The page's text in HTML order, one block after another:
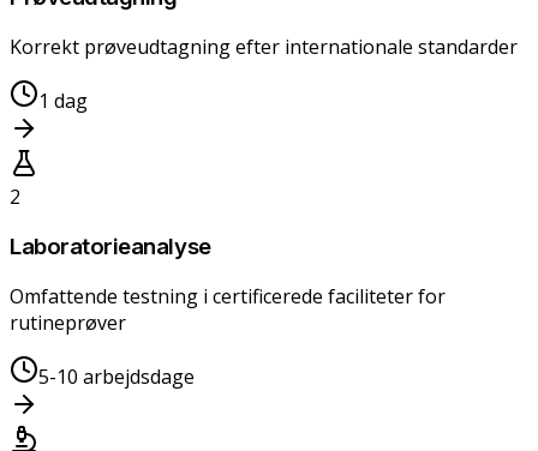
Korrekt prøveudtagning efter internationale standarder
1 dag
2
Laboratorieanalyse
Omfattende testning i certificerede faciliteter for
rutineprøver
5-10 arbejdsdage